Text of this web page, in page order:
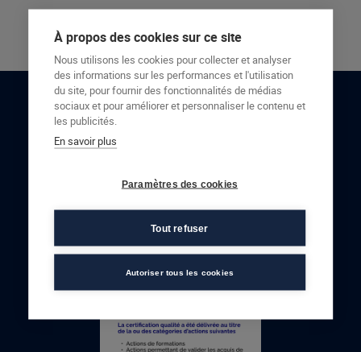
RESTONS EN CONTACT
À propos des cookies sur ce site
Nous utilisons les cookies pour collecter et analyser
des informations sur les performances et l'utilisation
du site, pour fournir des fonctionnalités de médias
sociaux et pour améliorer et personnaliser le contenu et
les publicités.
En savoir plus
Paramètres des cookies
Tout refuser
Autoriser tous les cookies